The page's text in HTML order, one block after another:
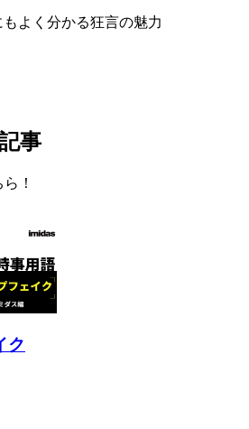
よく分かる狂言の魅力
事
！
ク